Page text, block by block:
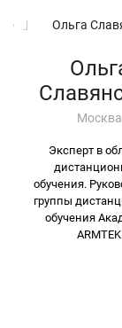
Москва
Эксперт в
обучения.
группы
обучения
ARMTEK